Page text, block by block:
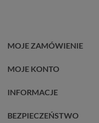
MOJE ZAMÓWIENIE
MOJE KONTO
INFORMACJE
BEZPIECZEŃSTWO